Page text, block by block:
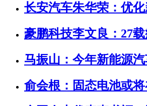
长安汽车朱华荣：优
豪鹏科技李文良：27
马振山：今年新能源
俞会根：固态电池或